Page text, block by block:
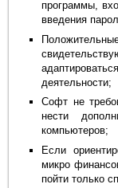
программы,
введения
деятельности;
Софт не
нести
компьютеров;
Если
микро
пойти только